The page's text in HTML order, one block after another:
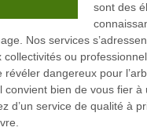
sont des
Nos services
collectivités ou
dangereux pour
convient bien de vous fier à
d’un service de qualité à